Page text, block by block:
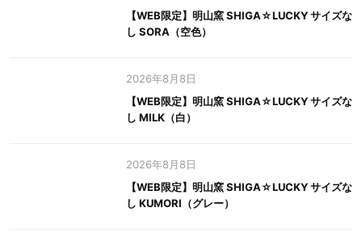
【WEB限定】明山窯 SHIGA☆LUCKY サイズな
し SORA（空色）
2026年8月8日
【WEB限定】明山窯 SHIGA☆LUCKY サイズな
し MILK（白）
2026年8月8日
【WEB限定】明山窯 SHIGA☆LUCKY サイズな
し KUMORI（グレー）